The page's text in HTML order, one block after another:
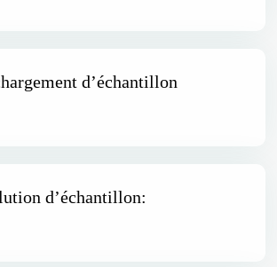
d’échantillon
d’échantillon: